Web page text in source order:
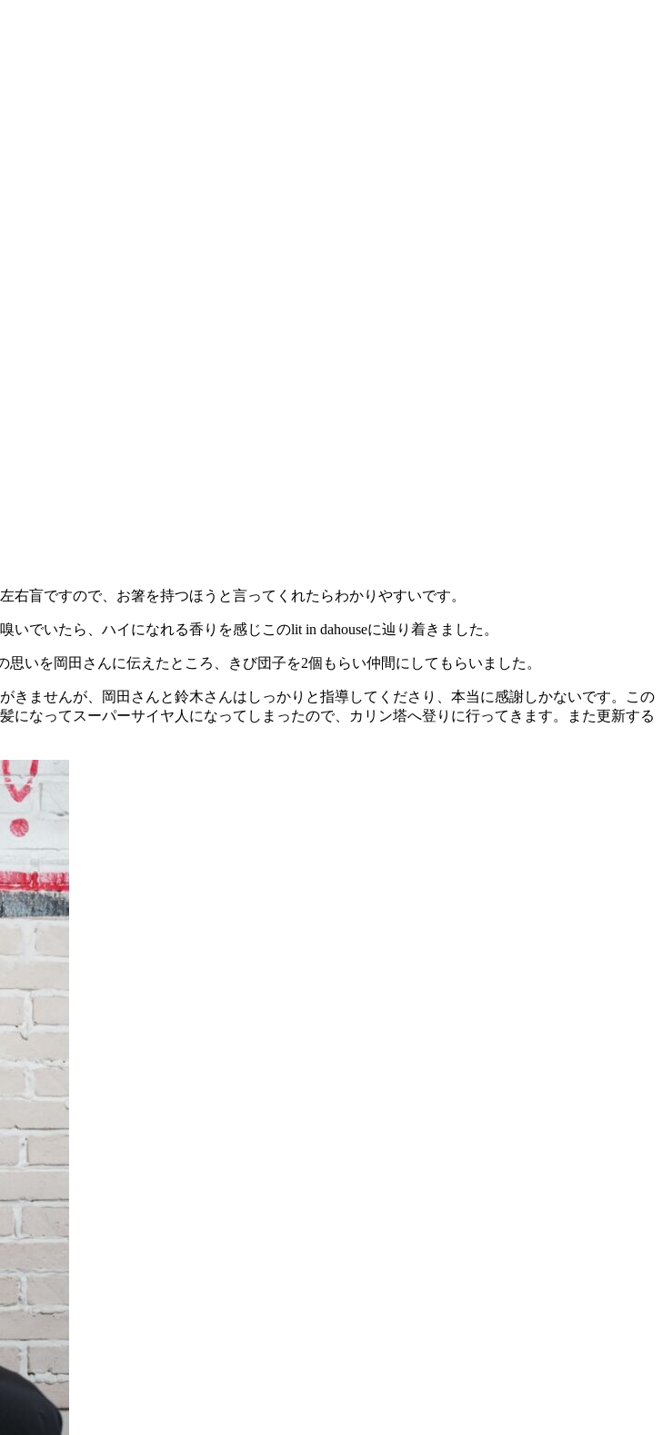
盲ですので、お箸を持つほうと言ってくれたらわかりやすいです。
でいたら、ハイになれる香りを感じこのlit in dahouseに辿り着きました。
いを岡田さんに伝えたところ、きび団子を2個もらい仲間にしてもらいました。
ませんが、岡田さんと鈴木さんはしっかりと指導してくださり、本当に感謝しかないです。この
なってスーパーサイヤ人になってしまったので、カリン塔へ登りに行ってきます。また更新する